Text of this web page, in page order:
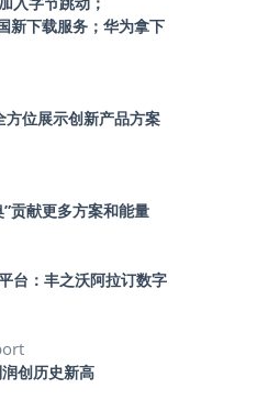
新下载服务；华为拿下
位展示创新产品方案
贡献更多方案和能量
台：丰之沃阿拉订数字
创历史新高